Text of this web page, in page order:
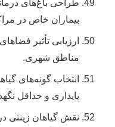
بیماران خاص در
ارزیابی تأثیر
مناطق شهری.
انتخاب گونه‌های
پایداری و حداقل
نقش گیاهان زینتی